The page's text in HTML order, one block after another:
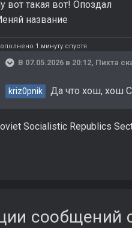
вот такая вот! Опоздал
название
1 минуту спустя
В 07.05.2026 в 20:12, Пихта
kriz0pnik Да что хош, хош
Socialistic Republics
сообщений